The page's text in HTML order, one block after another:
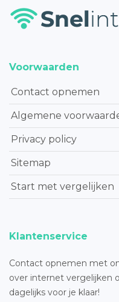
Voorwaarden
Contact opnemen
Algemene
Privacy policy
Sitemap
Start met vergelijken
Klantenservice
Contact opnemen met
over internet vergelijken
dagelijks voor je klaar!